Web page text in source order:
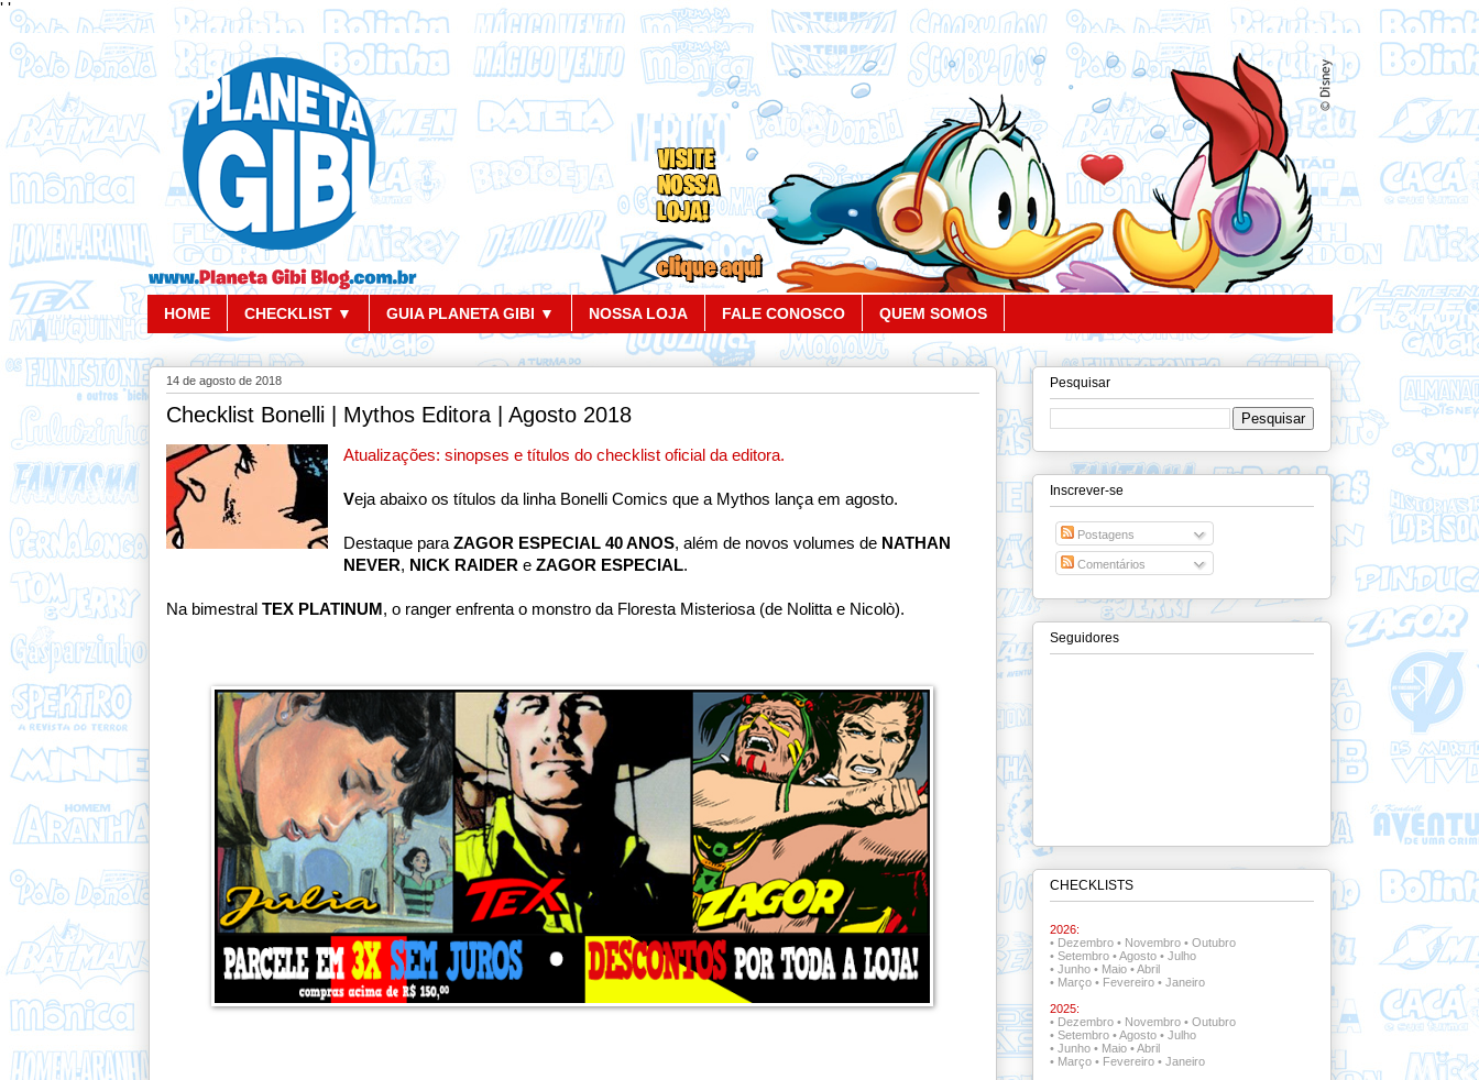
' '
HOME CHECKLIST ▼ GUIA PLANETA GIBI ▼ NOSSA LOJA FALE CONOSCO QUEM SOMOS
14 de agosto de 2018
Checklist Bonelli | Mythos Editora | Agosto 2018
Atualizações: sinopses e títulos do checklist oficial da editora.
Veja abaixo os títulos da linha Bonelli Comics que a Mythos lança em agosto.
Destaque paraZAGOR ESPECIAL 40 ANOS, além de novos volumes de NATHAN
NEVER, NICK RAIDER eZAGOR ESPECIAL.
Na bimestral TEX PLATINUM , o ranger enfrenta o monstro da Floresta Misteriosa (de Nolitta e Nicolò).
Pesquisar
Inscrever-se
Postagens
Comentários
Seguidores
CHECKLISTS
2026:
• Dezembro• Novembro• Outubro
• Setembro•Agosto• Julho
• Junho• Maio•Abril
• Março• Fevereiro• Janeiro
2025:
• Dezembro• Novembro• Outubro
• Setembro•Agosto• Julho
• Junho• Maio•Abril
• Março• Fevereiro• Janeiro